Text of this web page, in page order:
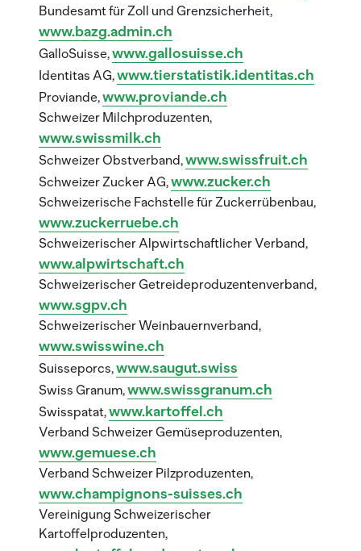
Bundesamt für Zoll und Grenzsicherheit,
www.bazg.admin.ch
GalloSuisse,www.gallosuisse.ch
Identitas AG,www.tierstatistik.identitas.ch
Proviande,www.proviande.ch
Schweizer Milchproduzenten,
www.swissmilk.ch
Schweizer Obstverband,www.swissfruit.ch
Schweizer Zucker AG,www.zucker.ch
Schweizerische Fachstelle für Zuckerrübenbau,
www.zuckerruebe.ch
Schweizerischer Alpwirtschaftlicher Verband,
www.alpwirtschaft.ch
Schweizerischer Getreideproduzentenverband,
www.sgpv.ch
Schweizerischer Weinbauernverband,
www.swisswine.ch
Suisseporcs,www.saugut.swiss
Swiss Granum,www.swissgranum.ch
Swisspatat,www.kartoffel.ch
Verband Schweizer Gemüseproduzenten,
www.gemuese.ch
Verband Schweizer Pilzproduzenten,
www.champignons-suisses.ch
Vereinigung Schweizerischer
Kartoffelproduzenten,